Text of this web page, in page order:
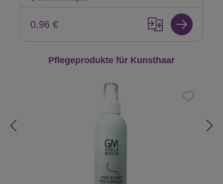
0,96 €
Produktgalerie überspringen
Pflegeprodukte für Kunsthaar